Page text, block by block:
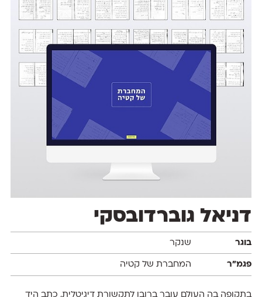
דניאל גוברדובסקי
בוגר שנקר
פגמ״ר המחברת של קטיה
בתקופה בה העולם עובר ברובו לתקשורת דיגיטלית, כתב היד